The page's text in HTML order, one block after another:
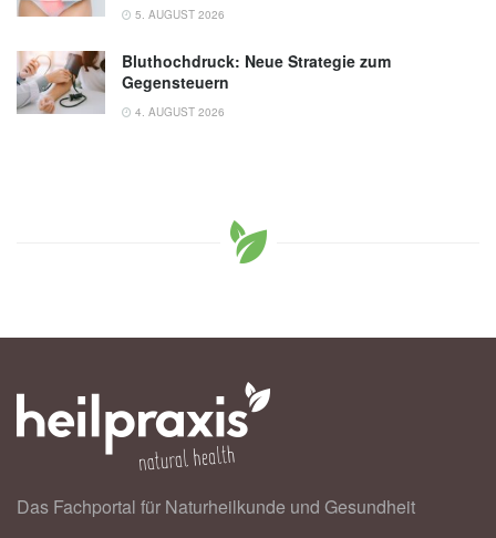
5. AUGUST 2026
Bluthochdruck: Neue Strategie zum
Gegensteuern
4. AUGUST 2026
Das Fachportal für Naturheilkunde und Gesundheit